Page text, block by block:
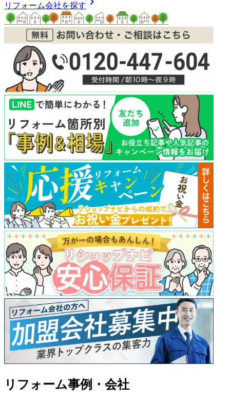
リフォーム会社を探す
リフォーム事例・会社